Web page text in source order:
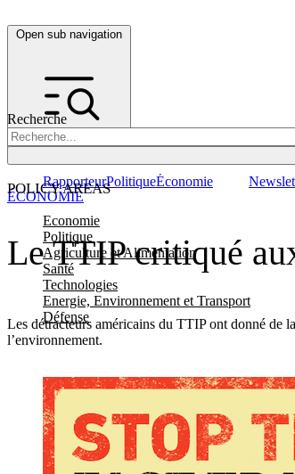
Open sub navigation
Recherche
POLICY AREAS
Economie
Politique
Agriculture et Alimentation
Santé
Technologies
Energie, Environnement et Transport
Défense
RapporteurPolitiqueÉconomie
Le TTIP critiqué
Les détracteurs américains du TTIP ont donné de
l’environnement.
ÉCONOMIE